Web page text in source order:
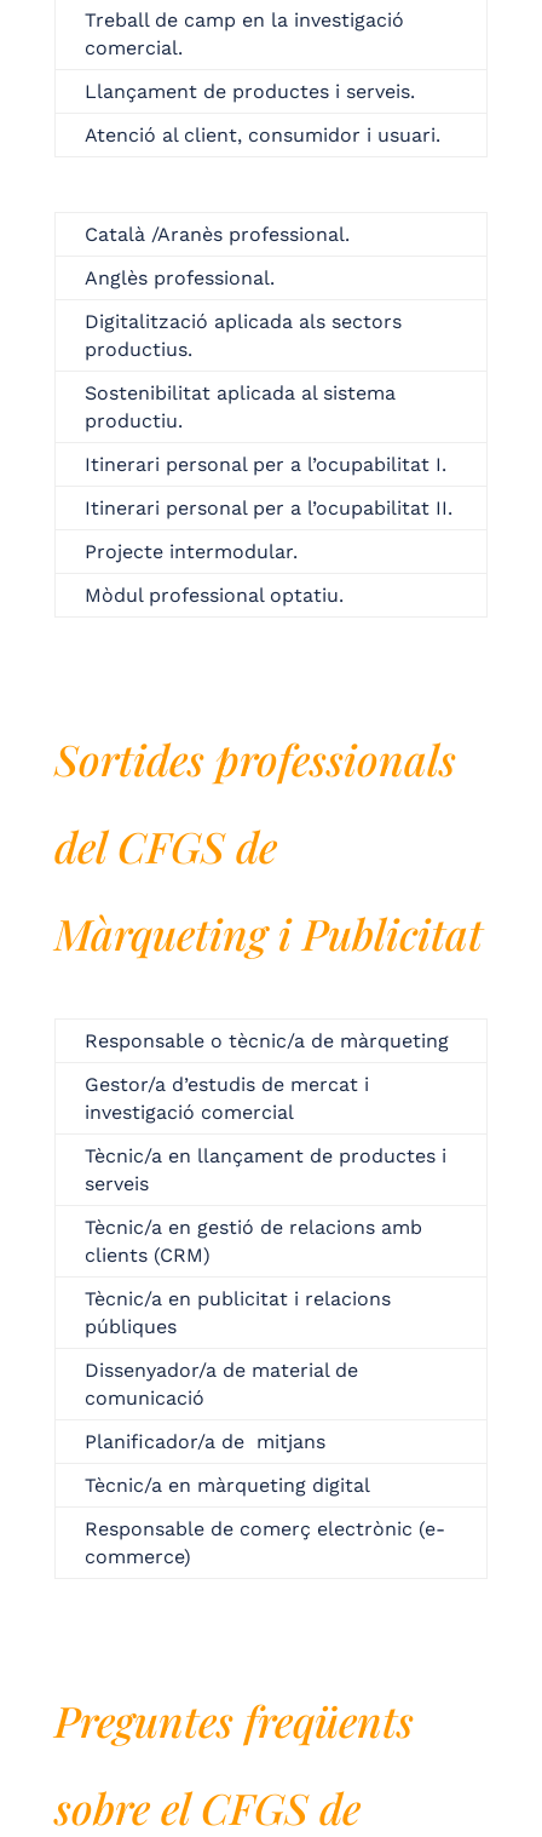
Treball de camp en la investigació
comercial.
Llançament de productes i serveis.
Atenció al client, consumidor i usuari.
Català /Aranès professional.
Anglès professional.
Digitalització aplicada als sectors
productius.
Sostenibilitat aplicada al sistema
productiu.
Itinerari personal per a l’ocupabilitat I.
Itinerari personal per a l’ocupabilitat II.
Projecte intermodular.
Mòdul professional optatiu.
Sortides professionals
del CFGS de
Màrqueting i Publicitat
Responsable o tècnic/a de màrqueting
Gestor/a d’estudis de mercat i
investigació comercial
Tècnic/a en llançament de productes i
serveis
Tècnic/a en gestió de relacions amb
clients (CRM)
Tècnic/a en publicitat i relacions
públiques
Dissenyador/a de material de
comunicació
Planificador/a de mitjans
Tècnic/a en màrqueting digital
Responsable de comerç electrònic (e-
commerce)
Preguntes freqüents
sobre el CFGS de